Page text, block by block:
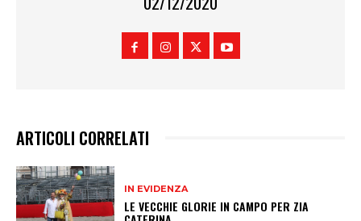
ARTICOLI CORRELATI
IN EVIDENZA
LE VECCHIE GLORIE IN CAMPO PER ZIA